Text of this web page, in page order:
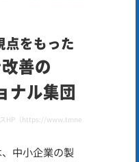
点をもった
善の
ナル集団
HP（https://www.tmne
中小企業の製